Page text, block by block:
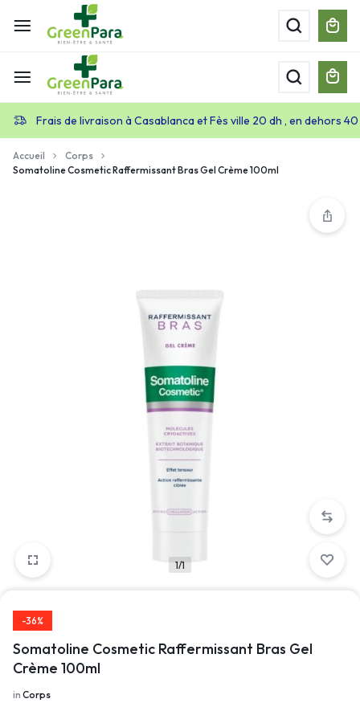
Frais de livraison à Casablanca et Fès ville 20 dh , en dehors
Accueil
Corps
Somatoline Cosmetic Raffermissant Bras Gel Crème 100ml
1/1
-36%
Somatoline Cosmetic Raffermissant Bras Gel
Crème 100ml
in Corps